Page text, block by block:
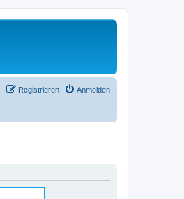
Anmelden
Registrieren